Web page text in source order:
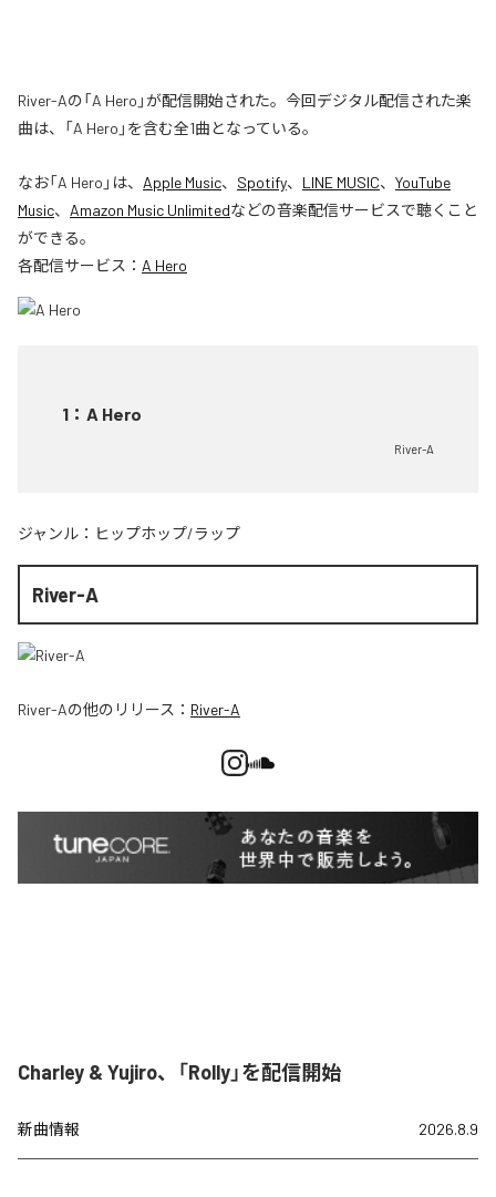
River-Aの「A Hero」が配信開始された。今回デジタル配信された楽
曲は、「A Hero」を含む全1曲となっている。
なお「A Hero 」は、 Apple Music、 Spotify、 LINE MUSIC、 YouTube
Music、 Amazon Music Unlimitedなどの音楽配信サービスで聴くこと
ができる。
各配信サービス： A Hero
1 ： A Hero
River-A
ジャンル： ヒップホップ/ラップ
River-A
River-Aの他のリリース： River-A
Charley & Yujiro、「Rolly」を配信開始
新曲情報 2026.8.9